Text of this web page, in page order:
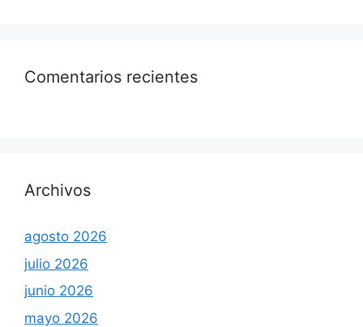
Comentarios recientes
Archivos
agosto 2026
julio 2026
junio 2026
mayo 2026